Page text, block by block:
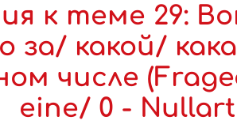
к теме 29:
за/ какой/
числе
eine/ 0 -